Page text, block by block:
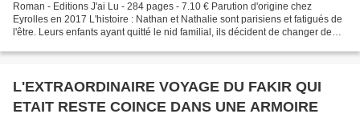
Roman - Editions J'ai Lu - 284 pages - 7.10 € Parution d'origine chez
Eyrolles en 2017 L'histoire : Nathan et Nathalie sont parisiens et fatigués de
l'être. Leurs enfants ayant quitté le nid familial, ils décident de changer de
L'EXTRAORDINAIRE VOYAGE DU FAKIR QUI
ETAIT RESTE COINCE DANS UNE ARMOIRE